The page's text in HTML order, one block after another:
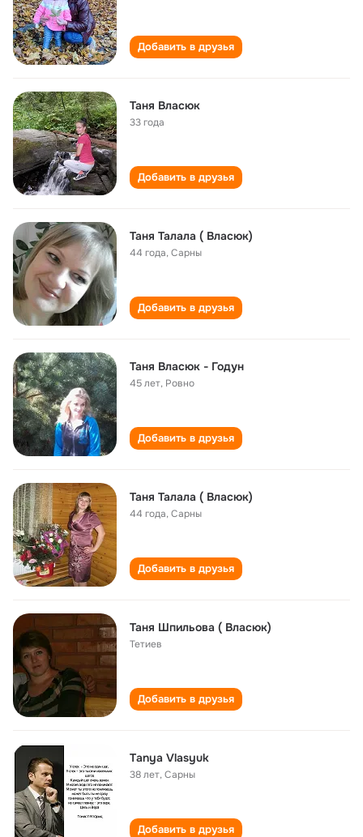
Добавить в друзья
Таня Власюк
33 года
Добавить в друзья
Таня Талала ( Власюк)
44 года,Сарны
Добавить в друзья
Таня Власюк - Годун
45 лет, Ровно
Добавить в друзья
Таня Талала ( Власюк)
44 года,Сарны
Добавить в друзья
Таня Шпильова ( Власюк)
Тетиев
Добавить в друзья
Tаnyа Vlаsyuk
38 лет,Сарны
Добавить в друзья